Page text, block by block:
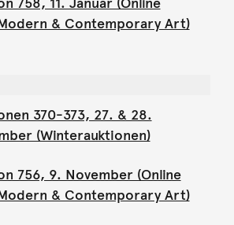
758, 11. Januar (Online
& Contemporary Art)
370-373, 27. & 28.
(Winterauktionen)
756, 9. November (Online
& Contemporary Art)